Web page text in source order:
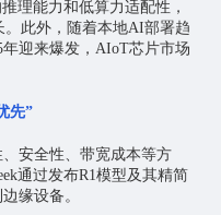
理能力和低算力适配性，
此外，随着本地AI部署趋
迎来爆发，AIoT芯片市场
先”
安全性、带宽成本等方
通过发布R1模型及其精简
缘设备。